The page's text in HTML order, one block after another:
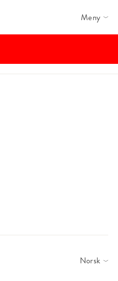
Meny
Norsk